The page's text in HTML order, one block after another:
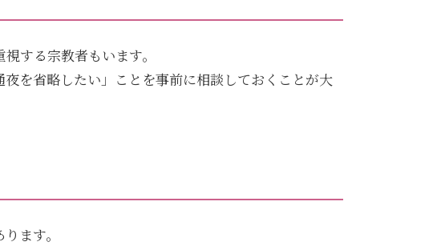
する宗教者もいます。
を省略したい」ことを事前に相談しておくことが大
ます。